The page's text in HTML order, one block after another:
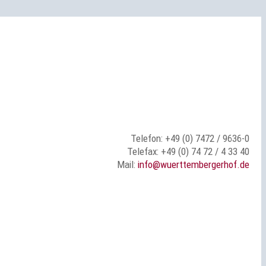
Telefon: +49 (0) 7472 / 9636-0
Telefax: +49 (0) 74 72 / 4 33 40
Mail: info@wuerttembergerhof.de